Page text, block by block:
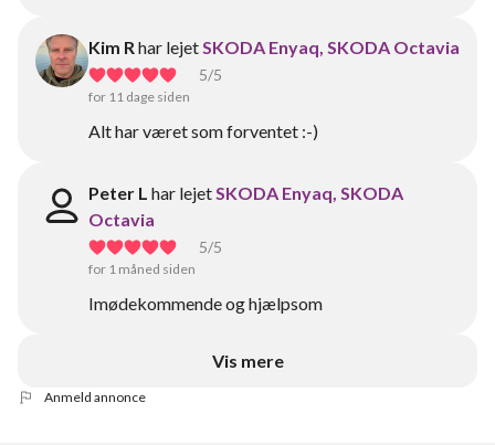
Kim Rhar lejetSKODA Enyaq, SKODA Octavia
5/5
for 11 dage siden
Alt har været som forventet :-)
Peter L har lejetSKODA Enyaq, SKODA
Octavia
5/5
for 1 måned siden
Imødekommende og hjælpsom
Vis mere
Anmeld annonce